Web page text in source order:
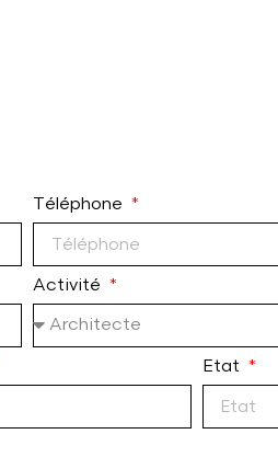
Téléphone
Activité
Etat